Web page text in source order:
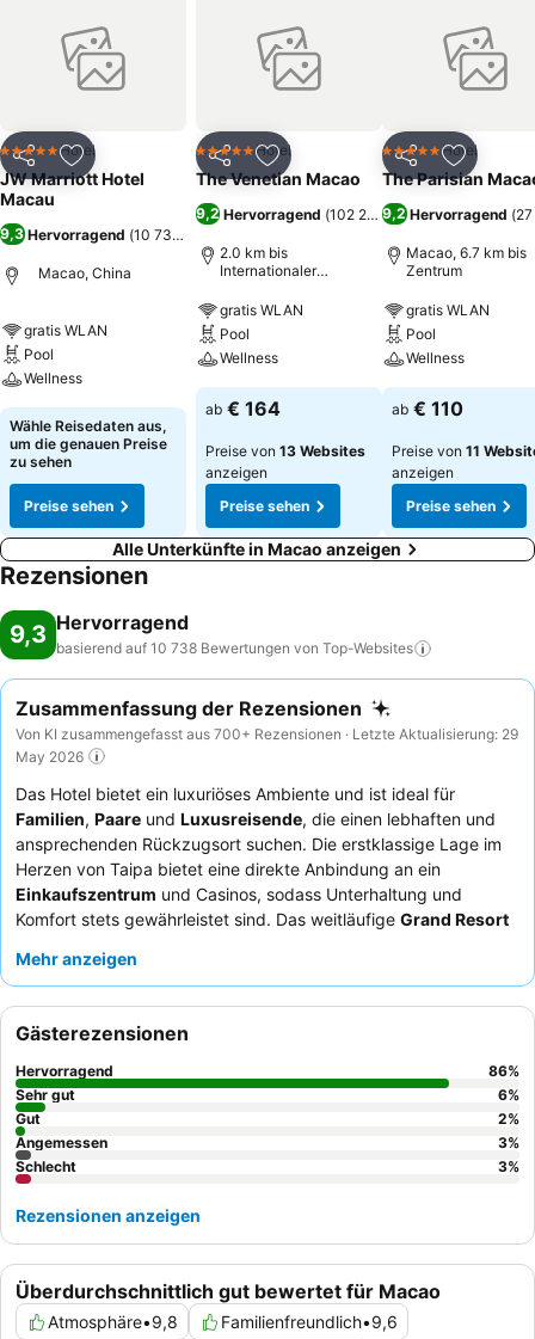
Teilen Zu Favoriten hinzufügen
5 Sterne Hotel
JW Marriott Hotel
Macau
9,3Hervorragend (10 738 Bewertungen
Macao, China
gratis WLAN
Pool
Wellness
Wähle Reisedaten aus,
um die genauen Preise
zu sehen
Preise sehen
Teilen Zu Favoriten hinzufügen
5 Sterne Hotel
The Venetian Macao
9,2 Hervorragend (102 230 Bewertungen)
2.0 km bis
Internationaler
gratis WLAN
Pool
Wellness
ab € 164
Preise von 13 Websites
anzeigen
Preise sehen
Teilen Zu
5 Sterne Hotel
The Parisian
9,2 Hervorragend (
Macao, 6.7 km bis
Zentrum
gratis WLAN
Pool
Wellness
ab € 110
Preise von 11
anzeigen
Preise sehen
Alle Unterkünfte in Macao anzeigen
Rezensionen
9,3 Hervorragend
basierend auf 10 738 Bewertungen von Top-Websites
Zusammenfassung der Rezensionen
Von KI zusammengefasst aus 700+ Rezensionen · Letzte Aktualisierung: 29
May 2026
Das Hotel bietet ein luxuriöses Ambiente und ist ideal für
Familien, Paare und Luxusreisende, die einen lebhaften und
ansprechenden Rückzugsort suchen. Die erstklassige Lage im
Herzen von Taipa bietet eine direkte Anbindung an ein
Einkaufszentrum und Casinos, sodass Unterhaltung und
Komfort stets gewährleistet sind. Das weitläufige Grand Resort
Strömungskanal und einem Wellenbad ist ein Höhepunkt für alle
Gastfreundschaft des Personals, insbesondere des
Lounge Teams, und die vielfältigen kulinarischen Angebote,
darunter ein reichhaltiges
im Urban Kitchen.
Für ein gehobenes Erlebnis empfiehlt es sich, ein Zimmer mit
Executive Lounge Zugang
zu buchen, um exklusive Privilegien
und eine ruhige Atmosphäre zu genießen.
Mehr anzeigen
Überdurchschnittlich gut bewertet für Macao
Atmosphäre•9,8 Familienfreundlich•9,6
Gästerezensionen
Hervorragend 86%
Sehr gut
6%
Gut
2%
Angemessen
3%
Schlecht
3%
Rezensionen anzeigen